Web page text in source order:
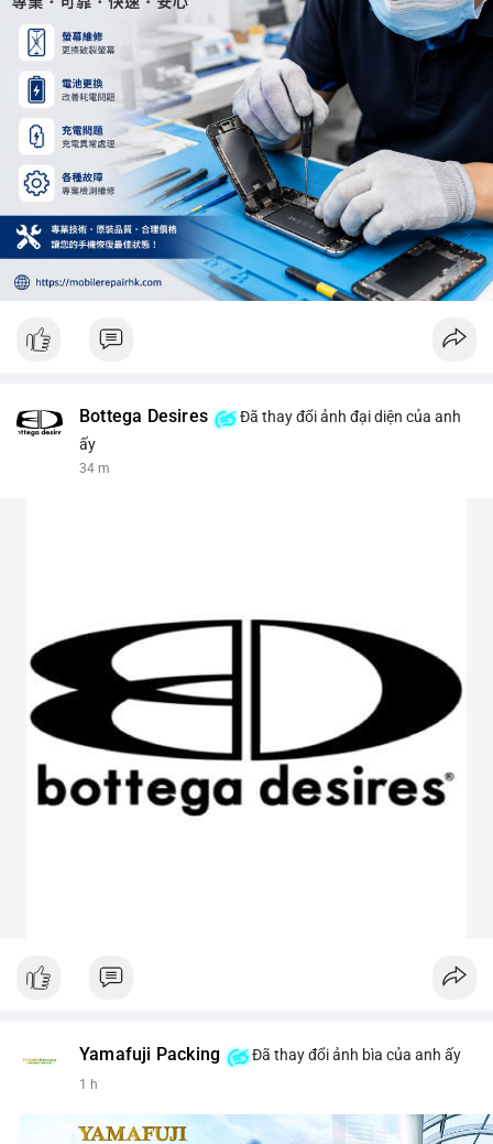
trung trong 24 giờ tới.
#12dot29btc #vilanh #tichluydaihan #phienau #btcmempool
Bottega Desires
Đã thay đổi ảnh đại diện của anh
ấy
34 m
Yamafuji Packing Đã thay đổi ảnh bìa của anh ấy
1 h